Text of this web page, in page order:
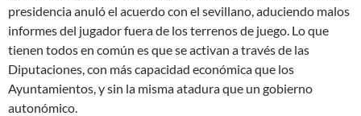
presidencia anuló el acuerdo con el sevillano, aduciendo malos
informes del jugador fuera de los terrenos de juego. Lo que
tienen todos en común es que se activan a través de las
Diputaciones, con más capacidad económica que los
Ayuntamientos, y sin la misma atadura que un gobierno
autonómico.